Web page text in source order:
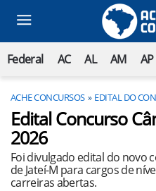
Federal AC AL AM AP
ACHE CONCURSOS EDITAL DO
Edital Concurso
2026
Foi divulgado edital do novo
de Jateí-M para cargos de
carreiras abertas.